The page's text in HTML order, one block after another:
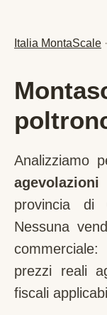
Italia MontaScale
Analizziamo
agevolazioni
provincia di
Nessuna
prezzi reali
fiscali